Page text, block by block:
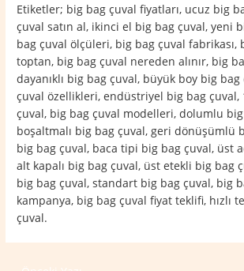
Etiketler; big bag çuval fiyatları, ucuz big
çuval satın al, ikinci el big bag çuval, yeni
bag çuval ölçüleri, big bag çuval fabrikası,
toptan, big bag çuval nereden alınır, big
dayanıklı big bag çuval, büyük boy big
çuval özellikleri, endüstriyel big bag çuval,
çuval, big bag çuval modelleri, dolumlu
boşaltmalı big bag çuval, geri dönüşümlü
big bag çuval, baca tipi big bag çuval, üst
alt kapalı big bag çuval, üst etekli big bag
big bag çuval, standart big bag çuval, big
kampanya, big bag çuval fiyat teklifi, hızlı
çuval.